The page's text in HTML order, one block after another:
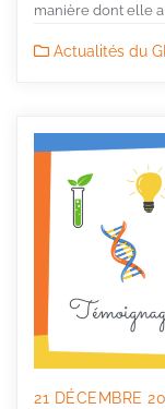
manière dont elle
Actualités du
21 DÉCEMBRE